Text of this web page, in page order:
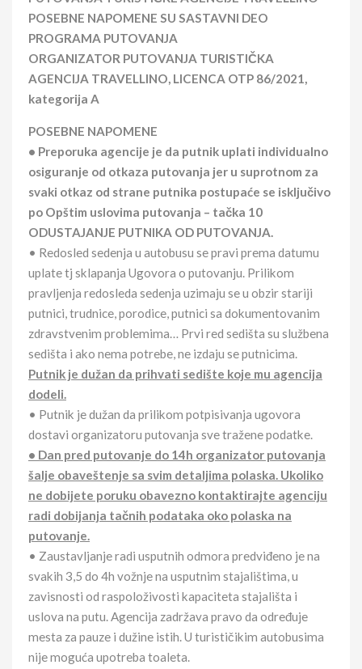
POSEBNE NAPOMENE SU SASTAVNI DEO
PROGRAMA PUTOVANJA
ORGANIZATOR PUTOVANJA TURISTIČKA
AGENCIJA TRAVELLINO, LICENCA OTP 86/2021,
kategorija A
POSEBNE NAPOMENE
• Preporuka agencije je da putnik uplati individualno
osiguranje od otkaza putovanja jer u suprotnom za
svaki otkaz od strane putnika postupaće se isključivo
po Opštim uslovima putovanja – tačka 10
ODUSTAJANJE PUTNIKA OD PUTOVANJA.
• Redosled sedenja u autobusu se pravi prema datumu
uplate tj sklapanja Ugovora o putovanju. Prilikom
pravljenja redosleda sedenja uzimaju se u obzir stariji
putnici, trudnice, porodice, putnici sa dokumentovanim
zdravstvenim problemima… Prvi red sedišta su službena
sedišta i ako nema potrebe, ne izdaju se putnicima.
Putnik je dužan da prihvati sedište koje mu agencija
dodeli.
• Putnik je dužan da prilikom potpisivanja ugovora
dostavi organizatoru putovanja sve tražene podatke.
• Dan pred putovanje do 14h organizator putovanja
šalje obaveštenje sa svim detaljima polaska. Ukoliko
ne dobijete poruku obavezno kontaktirajte agenciju
radi dobijanja tačnih podataka oko polaska na
putovanje.
• Zaustavljanje radi usputnih odmora predviđeno je na
svakih 3,5 do 4h vožnje na usputnim stajalištima, u
zavisnosti od raspoloživosti kapaciteta stajališta i
uslova na putu. Agencija zadržava pravo da određuje
mesta za pauze i dužine istih. U turističikim autobusima
nije moguća upotreba toaleta.